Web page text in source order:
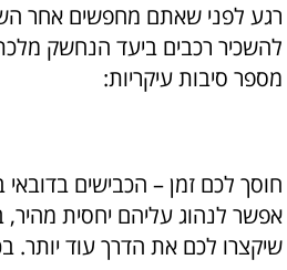
רגע לפני שאתם מחפשים אחר
להשכיר רכבים ביעד הנחשק
מספר סיבות עיקריות:
חוסך לכם זמן – הכבישים בדובאי
אפשר לנהוג עליהם יחסית
שיקצרו לכם את הדרך עוד יותר.